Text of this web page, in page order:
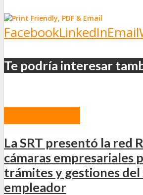
FacebookLinkedInEmail
Te podría interesar
La SRT presentó la red
cámaras empresariales
trámites y gestiones
empleador